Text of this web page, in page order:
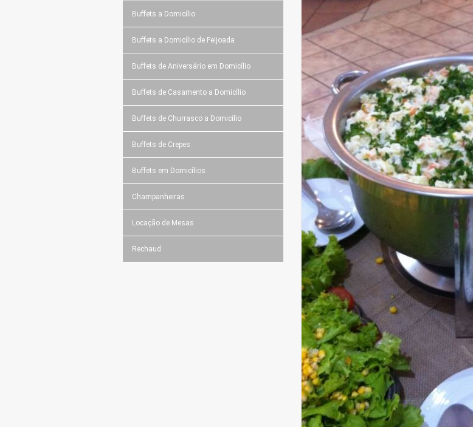
Buffets a Domicílio
Buffets a Domicílio de Feijoada
Buffets de Aniversário em Domicílio
Buffets de Casamento a Domicílio
Buffets de Churrasco a Domicílio
Buffets de Crepes
Buffets em Domicílios
Champanheiras
Locação de Mesas
Rechaud